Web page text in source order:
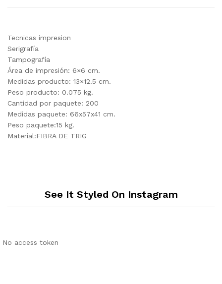
Tecnicas impresion
Serigrafía
Tampografía
Área de impresión: 6×6 cm.
Medidas producto: 13×12.5 cm.
Peso producto: 0.075 kg.
Cantidad por paquete: 200
Medidas paquete: 66x57x41 cm.
Peso paquete:15 kg.
Material:FIBRA DE TRIG
See It Styled On Instagram
No access token